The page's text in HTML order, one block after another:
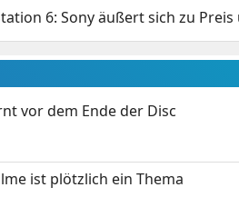
6: Sony äußert sich zu
vor dem Ende der Disc
ist plötzlich ein Thema